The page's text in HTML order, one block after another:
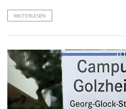
WEITERLESEN